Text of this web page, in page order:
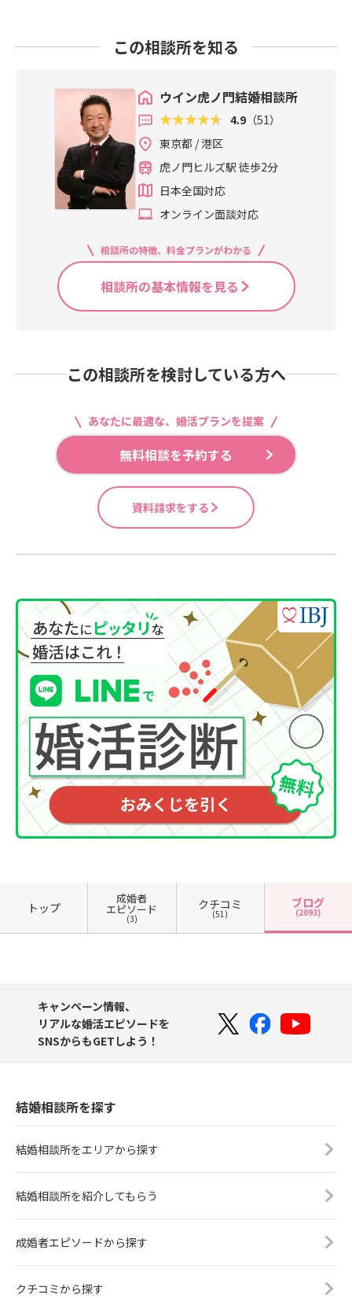
この相談所を知る
ウイン虎ノ門結婚相談所
4.9 （51）
東京都 / 港区
虎ノ門ヒルズ駅 徒歩2分
日本全国対応
オンライン面談対応
相談所の特徴、料金プランがわかる
相談所の基本情報を見る
この相談所を検討している方へ
あなたに最適な、婚活プランを提案
無料相談を予約する
資料請求をする
トップ
成婚者
エピソード
(3)
クチコミ
(51)
ブログ
(2093)
キャンペーン情報、
リアルな婚活エピソードを
SNSからもGETしよう！
結婚相談所を探す
結婚相談所をエリアから探す
結婚相談所を紹介してもらう
成婚者エピソードから探す
クチコミから探す